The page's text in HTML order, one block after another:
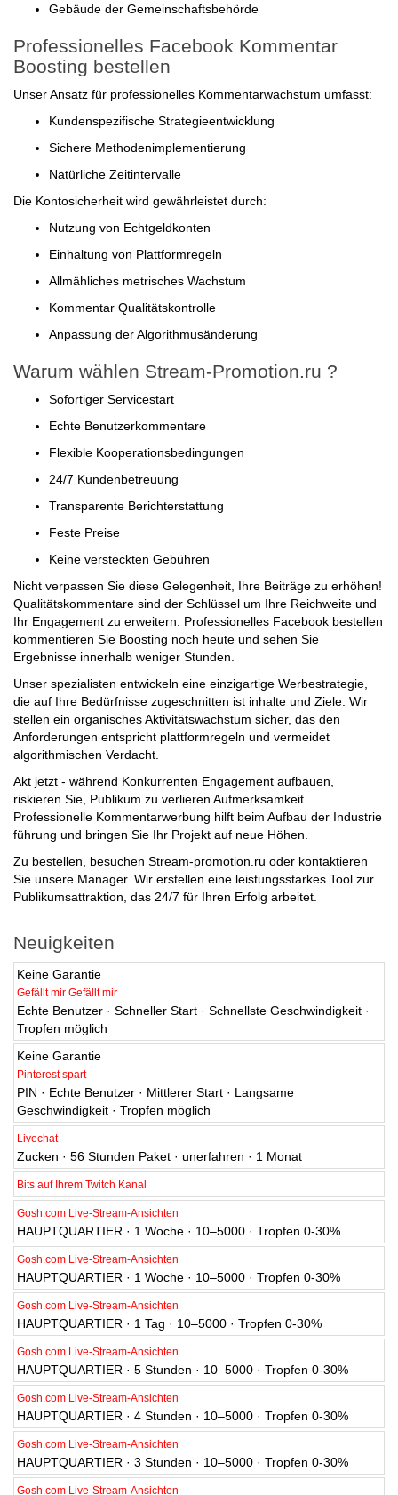
Gebäude der Gemeinschaftsbehörde
Professionelles Facebook Kommentar
Boosting bestellen
Unser Ansatz für professionelles Kommentarwachstum umfasst:
Kundenspezifische Strategieentwicklung
Sichere Methodenimplementierung
Natürliche Zeitintervalle
Die Kontosicherheit wird gewährleistet durch:
Nutzung von Echtgeldkonten
Einhaltung von Plattformregeln
Allmähliches metrisches Wachstum
Kommentar Qualitätskontrolle
Anpassung der Algorithmusänderung
Warum wählen Stream-Promotion.ru ?
Sofortiger Servicestart
Echte Benutzerkommentare
Flexible Kooperationsbedingungen
24/7 Kundenbetreuung
Transparente Berichterstattung
Feste Preise
Keine versteckten Gebühren
Nicht verpassen Sie diese Gelegenheit, Ihre Beiträge zu erhöhen!
Qualitätskommentare sind der Schlüssel um Ihre Reichweite und
Ihr Engagement zu erweitern. Professionelles Facebook bestellen
kommentieren Sie Boosting noch heute und sehen Sie
Ergebnisse innerhalb weniger Stunden.
Unser spezialisten entwickeln eine einzigartige Werbestrategie,
die auf Ihre Bedürfnisse zugeschnitten ist inhalte und Ziele. Wir
stellen ein organisches Aktivitätswachstum sicher, das den
Anforderungen entspricht plattformregeln und vermeidet
algorithmischen Verdacht.
Akt jetzt - während Konkurrenten Engagement aufbauen,
riskieren Sie, Publikum zu verlieren Aufmerksamkeit.
Professionelle Kommentarwerbung hilft beim Aufbau der Industrie
führung und bringen Sie Ihr Projekt auf neue Höhen.
Zu bestellen, besuchen Stream-promotion.ru oder kontaktieren
Sie unsere Manager. Wir erstellen eine leistungsstarkes Tool zur
Publikumsattraktion, das 24/7 für Ihren Erfolg arbeitet.
Neuigkeiten
Keine Garantie
Gefällt mir Gefällt mir
Echte Benutzer · Schneller Start · Schnellste Geschwindigkeit ·
Tropfen möglich
Keine Garantie
Pinterest spart
PIN · Echte Benutzer · Mittlerer Start · Langsame
Geschwindigkeit · Tropfen möglich
Livechat
Zucken · 56 Stunden Paket · unerfahren · 1 Monat
Bits auf Ihrem Twitch Kanal
Gosh.com Live-Stream-Ansichten
HAUPTQUARTIER · 1 Woche · 10–5000 · Tropfen 0-30%
Gosh.com Live-Stream-Ansichten
HAUPTQUARTIER · 1 Woche · 10–5000 · Tropfen 0-30%
Gosh.com Live-Stream-Ansichten
HAUPTQUARTIER · 1 Tag · 10–5000 · Tropfen 0-30%
Gosh.com Live-Stream-Ansichten
HAUPTQUARTIER · 5 Stunden · 10–5000 · Tropfen 0-30%
Gosh.com Live-Stream-Ansichten
HAUPTQUARTIER · 4 Stunden · 10–5000 · Tropfen 0-30%
Gosh.com Live-Stream-Ansichten
HAUPTQUARTIER · 3 Stunden · 10–5000 · Tropfen 0-30%
Gosh.com Live-Stream-Ansichten